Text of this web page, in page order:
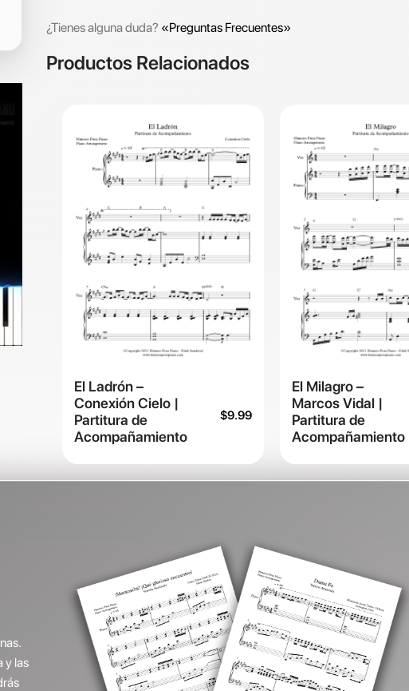
¿Tienes alguna duda? «Preguntas Frecuentes»
Productos Relacionados
El Ladrón –
Conexión Cielo |
Partitura de
Acompañamiento
$9.99
El Milagro –
Marcos Vidal |
Partitura de
Acompañamiento
y las